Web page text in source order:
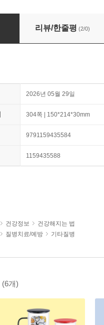
리뷰/한줄평 (2/0)
2026년 05월 29일
304쪽 | 150*214*30mm
9791159435584
1159435588
건강정보
건강해지는 법
질병치료/예방 기타질병
(6개)